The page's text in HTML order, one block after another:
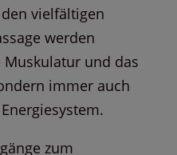
vielfältigen
werden
und das
immer auch
zum